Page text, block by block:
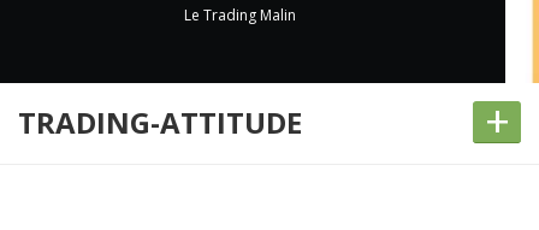
Le Trading Malin
TRADING-ATTITUDE +